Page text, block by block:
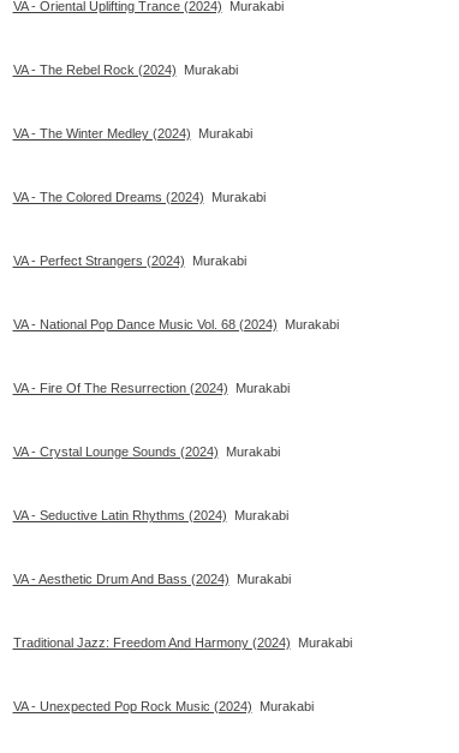
VA - Oriental Uplifting Trance (2024)
Murakabi
VA - The Rebel Rock (2024)
Murakabi
VA - The Winter Medley (2024)
Murakabi
VA - The Colored Dreams (2024)
Murakabi
VA - Perfect Strangers (2024)
Murakabi
VA - National Pop Dance Music Vol. 68 (2024)
Murakabi
VA - Fire Of The Resurrection (2024)
Murakabi
VA - Crystal Lounge Sounds (2024)
Murakabi
VA - Seductive Latin Rhythms (2024)
Murakabi
VA - Aesthetic Drum And Bass (2024)
Murakabi
Traditional Jazz: Freedom And Harmony (2024)
Murakabi
VA - Unexpected Pop Rock Music (2024)
Murakabi